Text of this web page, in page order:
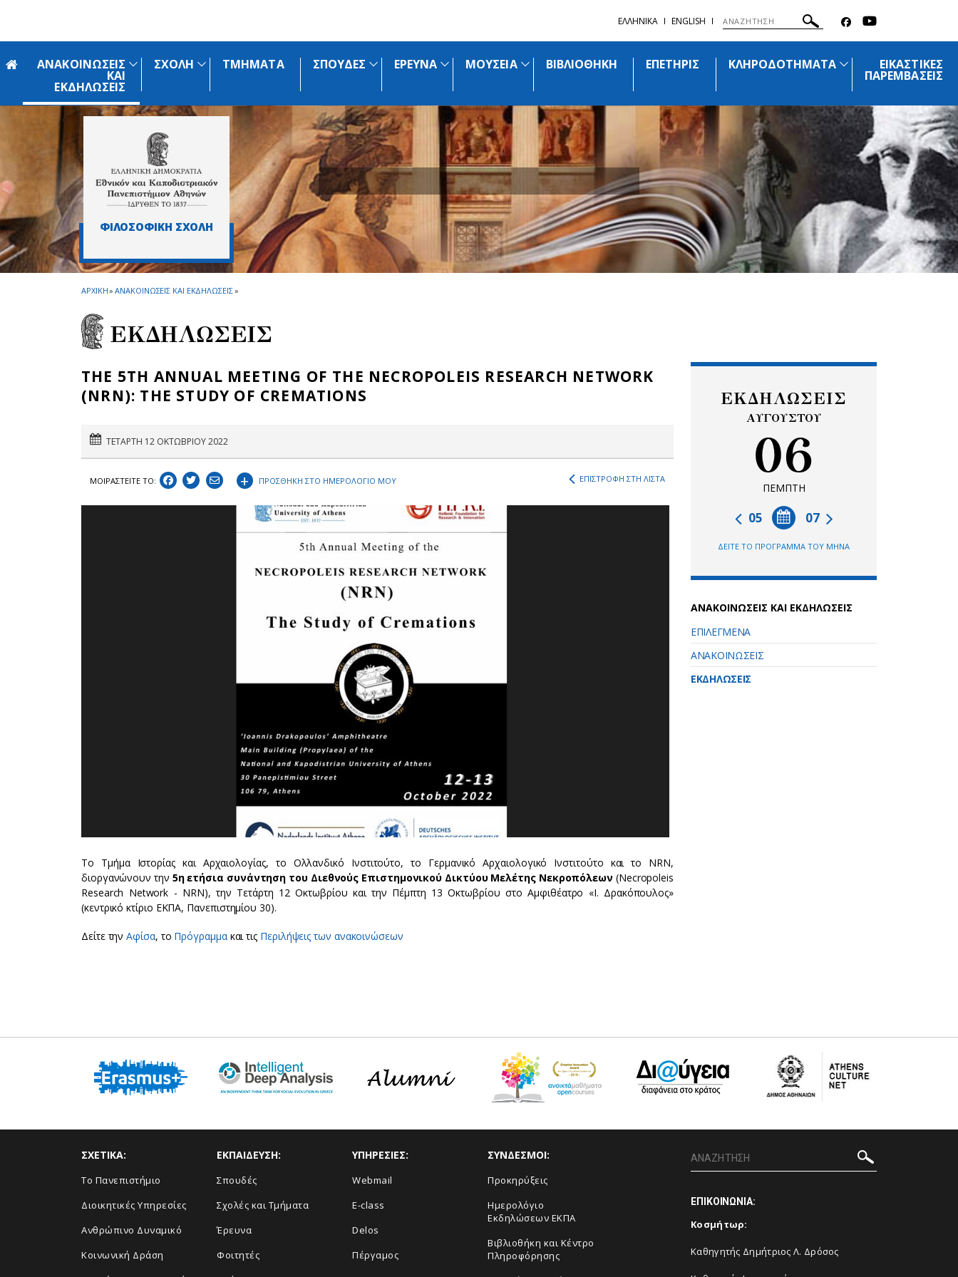
ΕΛΛΗΝΙΚΑ ENGLISH
ΑΝΑΚΟΙΝΩΣΕΙΣ
ΚΑΙ
ΕΚΔΗΛΩΣΕΙΣ
ΣΧΟΛΗ ΤΜΗΜΑΤΑ ΣΠΟΥΔΕΣ ΕΡΕΥΝΑ ΜΟΥΣΕΙΑ ΒΙΒΛΙΟΘΗΚΗ ΕΠΕΤΗΡΙΣ ΚΛΗΡΟΔΟΤΗΜΑΤΑ ΕΙΚΑΣΤΙΚΕΣ
ΠΑΡΕΜΒΑΣΕΙΣ
ΦΙΛΟΣΟΦΙΚΗ ΣΧΟΛΗ
ΑΡΧΙΚΗ» ΑΝΑΚΟΙΝΩΣΕΙΣ ΚΑΙ ΕΚΔΗΛΩΣΕΙΣ»
ΕΚΔΗΛΩΣΕΙΣ
THE 5TH ANNUAL MEETING OF THE NECROPOLEIS RESEARCH NETWORK
(NRN): THE STUDY OF CREMATIONS
ΤΕΤΑΡΤΗ 12 ΟΚΤΩΒΡΙΟΥ 2022
ΜΟΙΡΑΣΤEIΤΕ ΤΟ: + ΠΡΟΣΘΗΚΗ ΣΤΟ ΗΜΕΡΟΛΟΓΙΟ ΜΟΥ ΕΠΙΣΤΡΟΦΗ ΣΤΗ ΛΙΣΤΑ
Tο Τμήμα Ιστορίας και Αρχαιολογίας, το Ολλανδικό Ινστιτούτο, το Γερμανικό Αρχαιολογικό Ινστιτούτο και το NRN,
διοργανώνουν την 5η ετήσια συνάντηση του Διεθνούς Επιστημονικού Δικτύου Μελέτης Νεκροπόλεων (Necropoleis
Research Network - NRN), την Τετάρτη 12 Οκτωβρίου και την Πέμπτη 13 Οκτωβρίου στο Αμφιθέατρο «Ι. Δρακόπουλος»
(κεντρικό κτίριο ΕΚΠΑ, Πανεπιστημίου 30).
Δείτε τηνΑφίσα, το Πρόγραμμακαι τις Περιλήψεις των ανακοινώσεων
ΕΚΔΗΛΩΣΕΙΣ
ΑΥΓΟΥΣΤΟΥ
06
ΠΕΜΠΤΗ
07
05
ΔΕΙΤΕ ΤΟ ΠΡΟΓΡΑΜΜΑ ΤΟΥ ΜΗΝΑ
ΑΝΑΚΟΙΝΩΣΕΙΣ ΚΑΙ ΕΚΔΗΛΩΣΕΙΣ
ΕΠΙΛΕΓΜΕΝΑ
ΑΝΑΚΟΙΝΩΣΕΙΣ
ΕΚΔΗΛΩΣΕΙΣ
ΣΧΕΤΙΚΑ:
Το Πανεπιστήμιο
Διοικητικές Υπηρεσίες
Ανθρώπινο Δυναμικό
Κοινωνική Δράση
ΕΚΠΑΙΔΕΥΣΗ:
Σπουδές
Σχολές και Τμήματα
Έρευνα
Φοιτητές
ΥΠΗΡΕΣΙΕΣ:
Webmail
E-class
Delos
Πέργαμος
ΣΥΝΔΕΣΜΟΙ:
Προκηρύξεις
Ημερολόγιο
Εκδηλώσεων ΕΚΠΑ
Βιβλιοθήκη και Κέντρο
Πληροφόρησης
ΕΠΙΚΟΙΝΩΝΙΑ:
Κοσμήτωρ:
Καθηγητής Δημήτριος Λ. Δρόσος